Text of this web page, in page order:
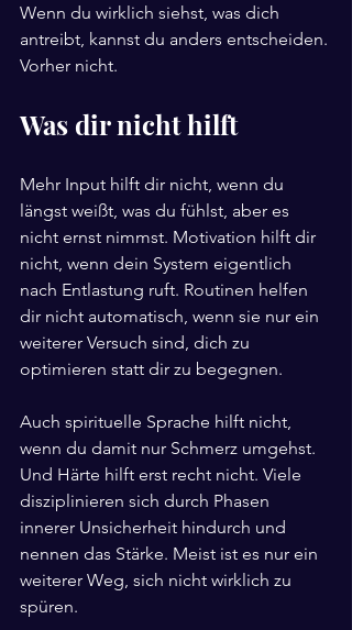
Wenn du wirklich siehst, was dich
antreibt, kannst du anders entscheiden.
Vorher nicht.
Was dir nicht hilft
Mehr Input hilft dir nicht, wenn du
längst weißt, was du fühlst, aber es
nicht ernst nimmst. Motivation hilft dir
nicht, wenn dein System eigentlich
nach Entlastung ruft. Routinen helfen
dir nicht automatisch, wenn sie nur ein
weiterer Versuch sind, dich zu
optimieren statt dir zu begegnen.
Auch spirituelle Sprache hilft nicht,
wenn du damit nur Schmerz umgehst.
Und Härte hilft erst recht nicht. Viele
disziplinieren sich durch Phasen
innerer Unsicherheit hindurch und
nennen das Stärke. Meist ist es nur ein
weiterer Weg, sich nicht wirklich zu
spüren.